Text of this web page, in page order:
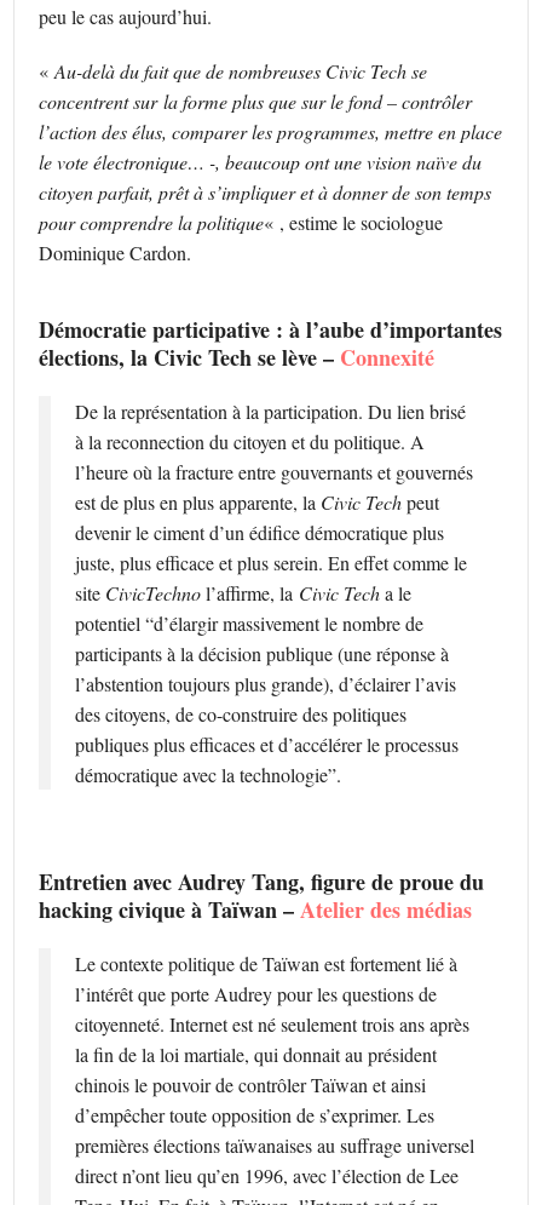
peu le cas aujourd’hui.
«Au-delà du fait que de nombreuses Civic Tech se
concentrent sur la forme plus que sur le fond – contrôler
l’action des élus, comparer les programmes, mettre en place
le vote électronique… -, beaucoup ont une vision naïve du
citoyen parfait, prêt à s’impliquer et à donner de son temps
pour comprendre la politique« , estime le sociologue
Dominique Cardon.
Démocratie participative : à l’aube d’importantes
élections, la Civic Tech se lève – Connexité
De la représentation à la participation. Du lien brisé
à la reconnection du citoyen et du politique. A
l’heure où la fracture entre gouvernants et gouvernés
est de plus en plus apparente, la Civic Techpeut
devenir le ciment d’un édifice démocratique plus
juste, plus efficace et plus serein. En effet comme le
site CivicTechnol’affirme, la Civic Techa le
potentiel “d’élargir massivement le nombre de
participants à la décision publique (une réponse à
l’abstention toujours plus grande), d’éclairer l’avis
des citoyens, de co-construire des politiques
publiques plus efficaces et d’accélérer le processus
démocratique avec la technologie”.
Entretien avec Audrey Tang, figure de proue du
hacking civique à Taïwan –Atelier des médias
Le contexte politique de Taïwan est fortement lié à
l’intérêt que porte Audrey pour les questions de
citoyenneté. Internet est né seulement trois ans après
la fin de la loi martiale, qui donnait au président
chinois le pouvoir de contrôler Taïwan et ainsi
d’empêcher toute opposition de s’exprimer. Les
premières élections taïwanaises au suffrage universel
direct n’ont lieu qu’en 1996, avec l’élection de Lee